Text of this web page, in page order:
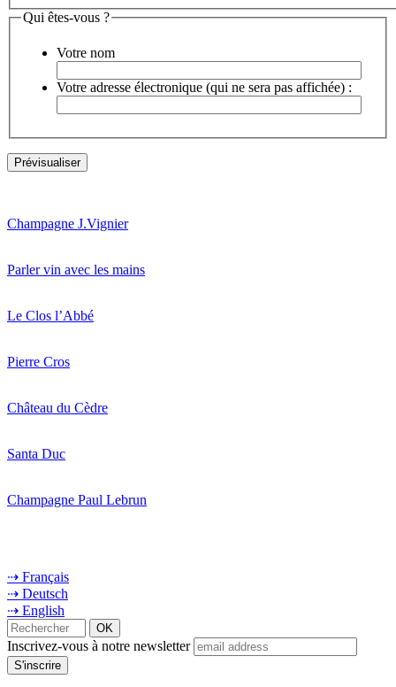
Qui êtes-vous ?
Votre nom
Votre adresse électronique (qui ne sera pas affichée) :
Champagne J.Vignier
Parler vin avec les mains
Le Clos l’Abbé
Pierre Cros
Château du Cèdre
Santa Duc
Champagne Paul Lebrun
⇢ Français
⇢ Deutsch
⇢ English
Inscrivez-vous à notre newsletter